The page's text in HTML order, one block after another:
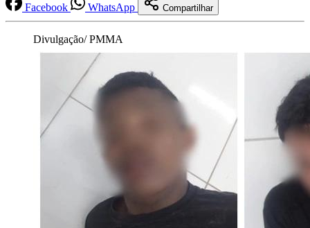
Facebook WhatsApp Compartilhar
Divulgação/ PMMA